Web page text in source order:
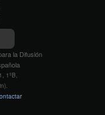
la Difusión
1ºB,